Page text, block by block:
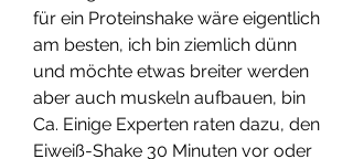
für ein Proteinshake wäre eigentlich
am besten, ich bin ziemlich dünn
und möchte etwas breiter werden
aber auch muskeln aufbauen, bin
Ca. Einige Experten raten dazu, den
Eiweiß-Shake 30 Minuten vor oder